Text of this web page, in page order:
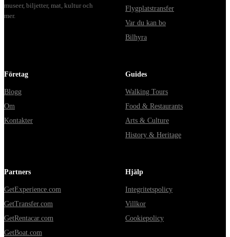
museer, biljetter, mat, kultur och
mer.
Flygplatstransfer
Var du kan bo
Bilhyra
Företag
Blogg
Om
Kontakter
Guides
Walking Tours
Food & Restaurants
Arts & Culture
History & Heritage
Partners
GetExperience.com
GetTransfer.com
GetRentacar.com
GetBoat.com
Hjälp
Integritetspolicy
Villkor
Cookiepolicy